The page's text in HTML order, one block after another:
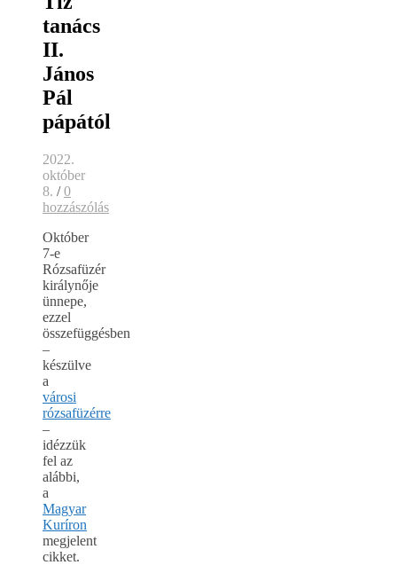
tanács
II.
János
Pál
pápától
2022.
október
8. / 0
hozzászólás
Október
7-e
Rózsafüzér
királynője
ünnepe,
ezzel
összefüggésben
–
készülve
a
városi
rózsafüzérre
–
idézzük
fel az
alábbi,
a
Magyar
Kuríron
megjelent
cikket.